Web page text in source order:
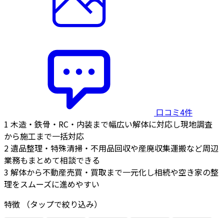
口コミ4件
1 木造・鉄骨・RC・内装まで幅広い解体に対応し現地調査
から施工まで一括対応
2遺品整理・特殊清掃・不用品回収や産廃収集運搬など周辺
業務もまとめて相談できる
3 解体から不動産売買・買取まで一元化し相続や空き家の整
理をスムーズに進めやすい
特徴
（タップで絞り込み）